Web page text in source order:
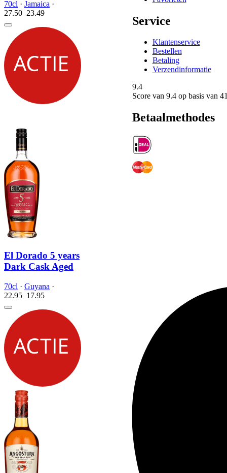
70cl · Jamaica ·
27.50 23.49
El Dorado 5 years
Dark Cask Aged
70cl · Guyana ·
22.95 17.95
Service
Klantenservice
Bestellen
Betaling
Verzendinformatie
9.4
Score van 9.4op basis van
Betaalmethodes